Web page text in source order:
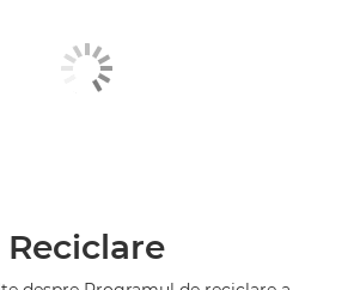
Reciclare